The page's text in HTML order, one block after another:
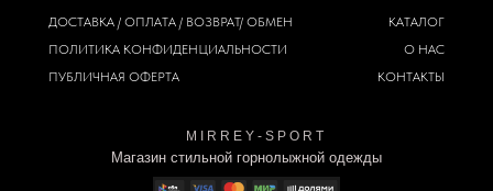
M I R R E Y - S P O R T
Магазин стильной горнолыжной одежды
ДОСТАВКА / ОПЛАТА / ВОЗВРАТ/ ОБМЕН
ПОЛИТИКА КОНФИДЕНЦИАЛЬНОСТИ
ПУБЛИЧНАЯ ОФЕРТА
КАТАЛОГ
О НАС
КОНТАКТЫ